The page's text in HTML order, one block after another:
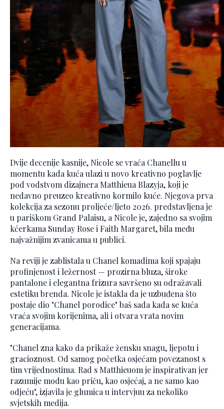
Dvije decenije kasnije, Nicole se vraća Chanellu u
momentu kada kuća ulazi u novo kreativno poglavlje
pod vodstvom dizajnera Matthieua Blazyja, koji je
nedavno preuzeo kreativno kormilo kuće. Njegova prva
kolekcija za sezonu proljeće/ljeto 2026. predstavljena je
u pariškom Grand Palaisu, a Nicole je, zajedno sa svojim
kćerkama Sunday Rose i Faith Margaret, bila među
najvažnijim zvanicama u publici.
Na reviji je zablistala u Chanel komadima koji spajaju
profinjenost i ležernost — prozirna bluza, široke
pantalone i elegantna frizura savršeno su odražavali
estetiku brenda. Nicole je istakla da je uzbuđena što
postaje dio "Chanel porodice" baš sada kada se kuća
vraća svojim korijenima, ali i otvara vrata novim
generacijama.
"Chanel zna kako da prikaže žensku snagu, ljepotu i
gracioznost. Od samog početka osjećam povezanost s
tim vrijednostima. Rad s Matthieuom je inspirativan jer
razumije modu kao priču, kao osjećaj, a ne samo kao
odjeću", izjavila je glumica u intervjuu za nekoliko
svjetskih medija.